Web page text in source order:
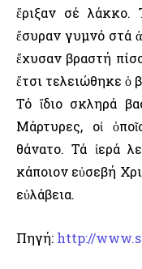
ἔριξαν σέ λάκκο.
ἔσυραν γυμνό στά
ἔχυσαν βραστή
ἔτσι τελειώθηκε ὁ
Τό ἴδιο σκληρά
Μάρτυρες, οἱ
θάνατο. Τά ἱερά
κάποιον εὐσεβή
εὐλάβεια.
Πηγή: http://